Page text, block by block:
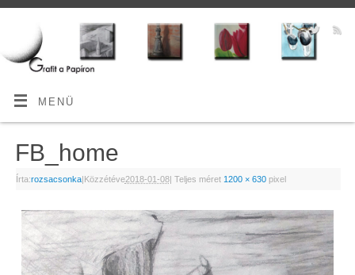
MENÜ
FB_home
Írta:rozsacsonka|Közzétéve2018-01-08| Teljes méret 1200 × 630pixel